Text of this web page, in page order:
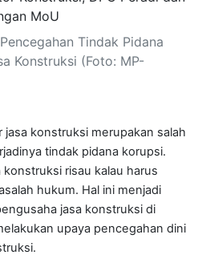
Tindak Pidana
Konstruksi (Foto: MP-
jasa konstruksi merupakan salah
tindak pidana korupsi.
risau kalau harus
hukum. Hal ini menjadi
jasa konstruksi di
upaya pencegahan dini